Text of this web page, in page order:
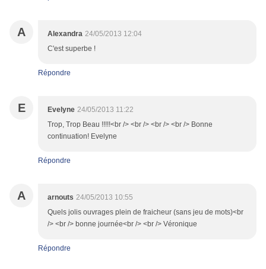
A Alexandra 24/05/2013 12:04
C'est superbe !
Répondre
E Evelyne 24/05/2013 11:22
Trop, Trop Beau !!!!!<br /> <br /> <br /> <br /> Bonne
continuation! Evelyne
Répondre
A arnouts 24/05/2013 10:55
Quels jolis ouvrages plein de fraicheur (sans jeu de mots)<br
/> <br /> bonne journée<br /> <br /> Véronique
Répondre